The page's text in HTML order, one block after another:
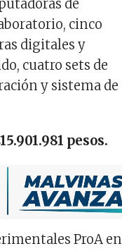
de
cinco
digitales y
cuatro sets de
y sistema de
pesos.
ProA en